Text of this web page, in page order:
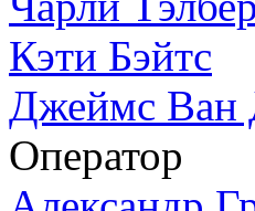
Кэти Бэйтс
Джеймс Ван
Оператор